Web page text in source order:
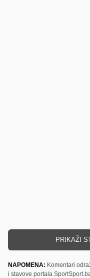
PRIKAŽI
NAPOMENA: Komentari
i stavove portala